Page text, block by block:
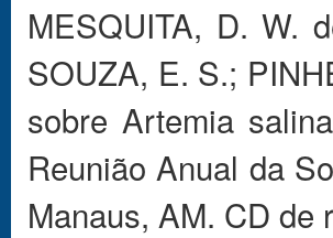
MESQUITA, D. W.
SOUZA, E. S.;
sobre Artemia
Reunião Anual da
Manaus, AM. CD de